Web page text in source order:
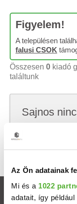
Az Ön adatainak
Mi és a 1022
adatait, így
Figyelem!
A településen
falusi CSOK
Összesen 0 kiadó
találtunk
Sajnos
Próbálj meg
keresni,
Ingatlanok